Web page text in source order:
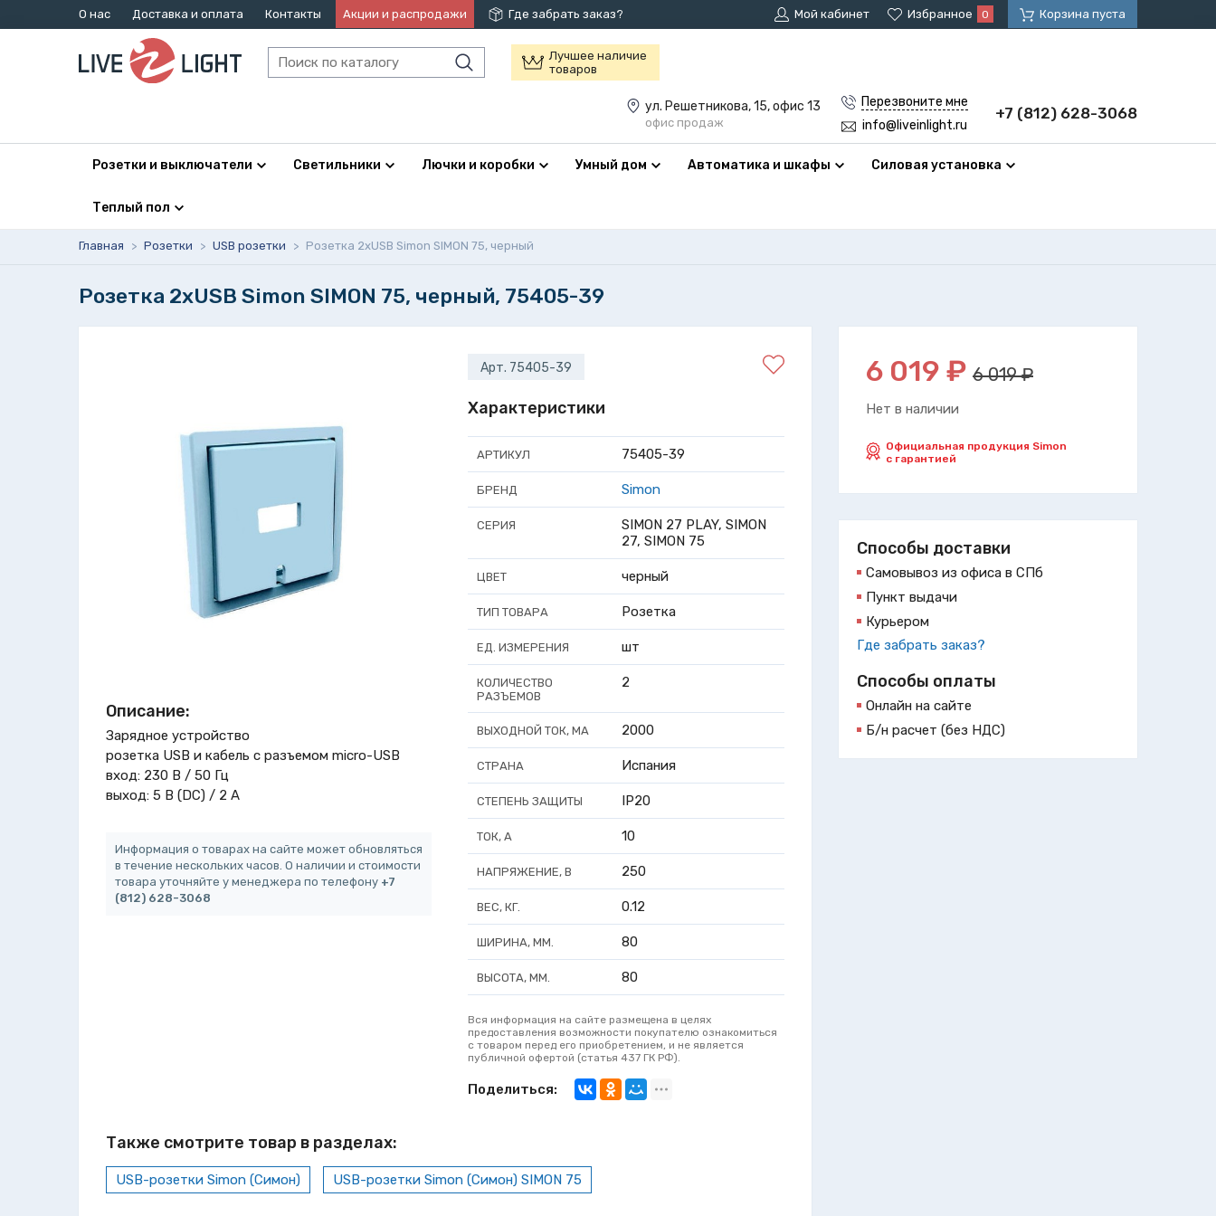
О нас Доставка и оплата Контакты Акции и распродажи Где забрать заказ? Мой кабинет Избранное 0 Корзина пуста
Лучшее наличие
товаров
ул. Решетникова, 15, офис 13
офис продаж
Перезвоните мне
info@liveinlight.ru
+7 (812) 628-3068
Розетки и выключатели Светильники Лючки и коробки Умный дом Автоматика и шкафы Силовая установка
Теплый пол
Главная > Розетки > USB розетки > Розетка 2xUSB Simon SIMON 75, черный
Розетка 2xUSB Simon SIMON 75, черный, 75405-39
6 019 ₽ 6 019 ₽
Нет в наличии
Официальная продукция Simon
с гарантией
Способы доставки
Самовывоз из офиса в СПб
Пункт выдачи
Курьером
Где забрать заказ?
Способы оплаты
Онлайн на сайте
Б/н расчет (без НДС)
Описание:
Зарядное устройство
розетка USB и кабель с разъемом micro-USB
вход: 230 В / 50 Гц
выход: 5 В (DC) / 2 A
Информация о товарах на сайте может обновляться
в течение нескольких часов. О наличии и стоимости
товара уточняйте у менеджера по телефону +7
(812) 628-3068
Арт. 75405-39
Характеристики
АРТИКУЛ 75405-39
БРЕНД Simon
СЕРИЯ
SIMON 27 PLAY, SIMON
27, SIMON 75
ЦВЕТ черный
ТИП ТОВАРА Розетка
ЕД. ИЗМЕРЕНИЯ шт
КОЛИЧЕСТВО
РАЗЪЕМОВ
2
ВЫХОДНОЙ ТОК, МА 2000
СТРАНА Испания
СТЕПЕНЬ ЗАЩИТЫ IP20
ТОК, А 10
НАПРЯЖЕНИЕ, В 250
ВЕС, КГ. 0.12
ШИРИНА, ММ. 80
ВЫСОТА, ММ. 80
Вся информация на сайте размещена в целях
предоставления возможности покупателю ознакомиться
с товаром перед его приобретением, и не является
публичной офертой (статья 437 ГК РФ).
Поделиться:
Также смотрите товар в разделах:
USB-розетки Simon (Симон) USB-розетки Simon (Симон) SIMON 75